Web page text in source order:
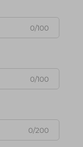
0/100
0/100
0/200